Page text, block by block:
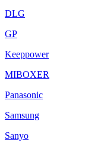
DLG
GP
Keeppower
MIBOXER
Panasonic
Samsung
Sanyo